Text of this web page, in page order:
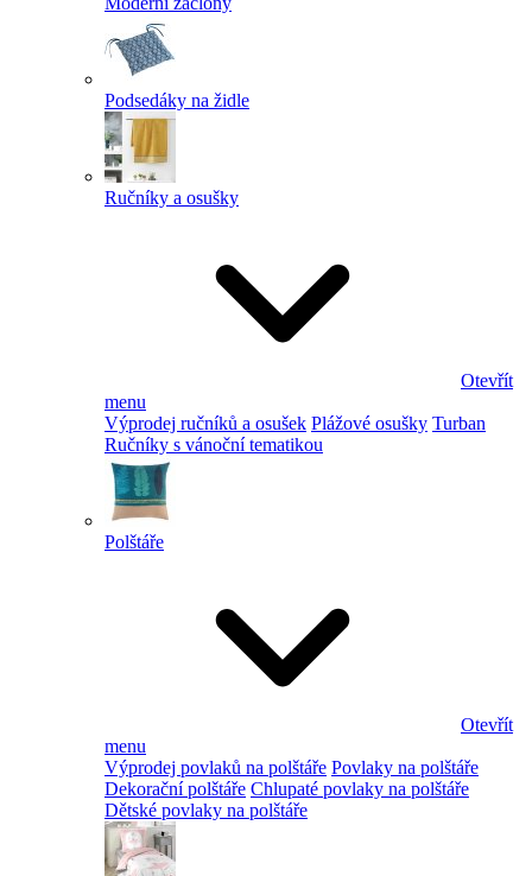
Podsedáky na židle
Ručníky a osušky
Otevřít
menu
Výprodej ručníků a osušek Plážové osušky Turban
Ručníky s vánoční tematikou
Polštáře
Otevřít
menu
Výprodej povlaků na polštáře Povlaky na polštáře
Dekorační polštáře Chlupaté povlaky na polštáře
Dětské povlaky na polštáře